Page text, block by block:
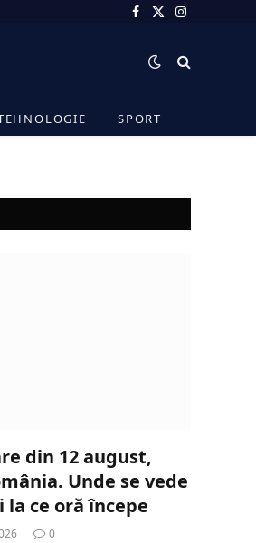
Facebook
X
Instagram
SPORT
din 12 august,
Unde se vede
la ce oră începe
0